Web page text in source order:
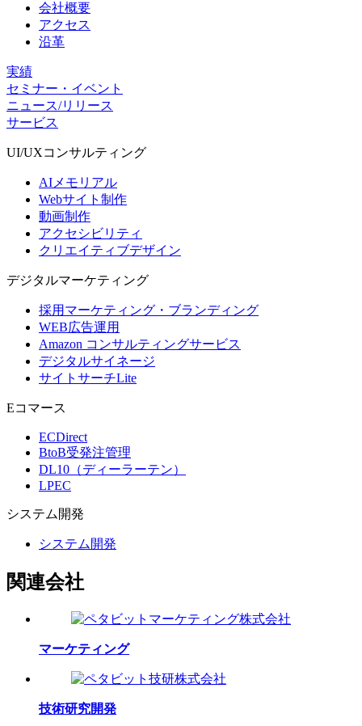
会社概要
アクセス
沿革
実績
セミナー・イベント
ニュース/リリース
サービス
UI/UXコンサルティング
AIメモリアル
Webサイト制作
動画制作
アクセシビリティ
クリエイティブデザイン
デジタルマーケティング
採用マーケティング・ブランディング
WEB広告運用
Amazon コンサルティングサービス
デジタルサイネージ
サイトサーチLite
Eコマース
ECDirect
BtoB受発注管理
DL10（ディーラーテン）
LPEC
システム 開発
システム開発
関連会社
マーケティング
技術研究開発